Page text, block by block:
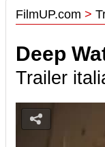
FilmUP.com >
Deep
Trailer